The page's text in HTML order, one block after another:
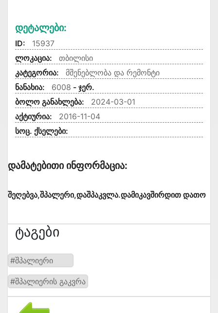
Დეტალები:
ID:
15937
ლოკაცია:
თბილისი
კატეგორია:
მშენებლობა და რემონტი
ნანახია:
6008 - ჯერ.
ბოლო განახლება:
2024-03-01
აქტიურია:
2016-11-04
სოც. ქსელები:
Დამატებითი Ინფორმაცია:
შეღებვა,შპალერი,დაშპაკვლა.დამიკავშირდით დათო
Ტაგები
#შპალიერი
#შპალიერის გაკვრა